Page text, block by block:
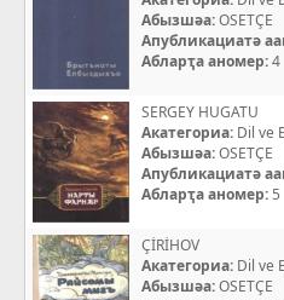
Абызшәа:OSETÇE
Апубликациатә
Абларҭа аномер:4
SERGEY HUGATU
Акатегориа: Dil ve
Абызшәа:OSETÇE
Апубликациатә
Абларҭа аномер: 5
ÇİRİHOV
Акатегориа: Dil ve
Абызшәа:OSETÇE